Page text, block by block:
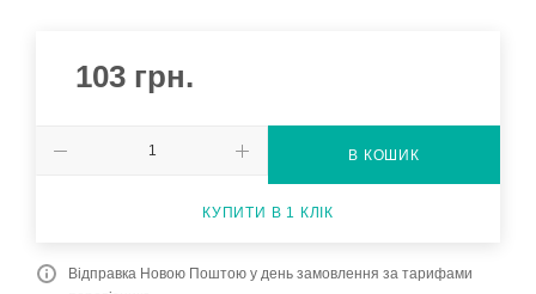
103 грн.
В КОШИК
КУПИТИ В 1 КЛІК
Відправка Новою Поштою у день замовлення за тарифами